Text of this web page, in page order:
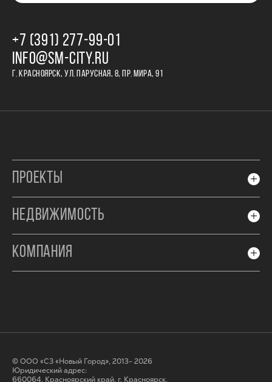
+7 (391) 277‒99‒01
INFO@SM-CITY.RU
Г. КРАСНОЯРСК, УЛ. ПАРУСНАЯ, 8, ПР. МИРА, 91
ПРОЕКТЫ
НЕДВИЖИМОСТЬ
КОМПАНИЯ
© ООО «СЗ «Новый Город», 2013- 2026
Юридический адрес:
660064, Красноярский край, г. Красноярск,